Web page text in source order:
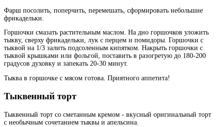
Фарш посолить, поперчить, перемешать, сформировать небольшие
фрикадельки.
Горшочки смазать растительным маслом. На дно горшочков уложить
тыкву, сверху фрикадельки, лук с перцем и помидоры. Горшочки с
тыквой на 1/3 залить подсоленным кипятком. Накрыть горшочки с
тыквой крышками или фольгой, поставить в разогретую до 180-200
градусов духовку и запекать 20-30 минут.
Тыква в горшочке с мясом готова. Приятного аппетита!
Тыквенный торт
Тыквенный торт со сметанным кремом - вкусный оригинальный торт
с необычным сочетанием тыквы и апельсина.